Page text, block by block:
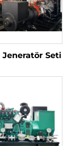
Jeneratör Seti